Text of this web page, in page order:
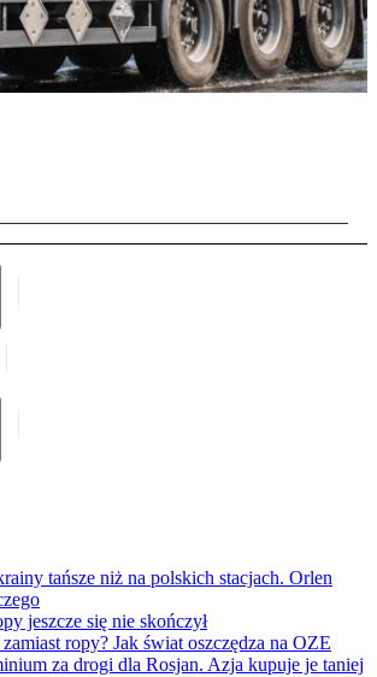
tańsze niż na polskich stacjach. Orlen
jeszcze się nie skończył
zamiast ropy? Jak świat oszczędza na OZE
za drogi dla Rosjan. Azja kupuje je taniej